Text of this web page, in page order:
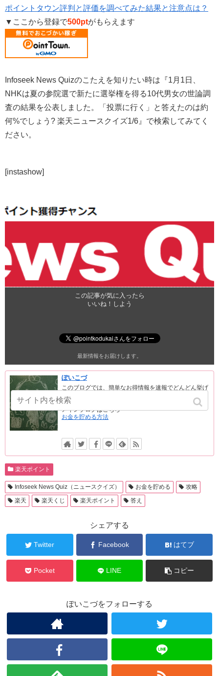
ポイントタウン評判と評価を調べてみた結果と注意点は？
▼ここから登録で500ptがもらえます
Infoseek News Quizのこたえを知りたい時は『1月1日、
NHKは夏の参院選で新たに選挙権を得る10代男女の世論調
査の結果を公表しました。「投票に行く」と答えたのは約
何%でしょう? 楽天ニュースクイズ1/6』で検索してみてく
ださい。
[instashow]
この記事が気に入ったら
いいね！しよう
最新情報をお届けします。
ぽいこづ
このブログでは、簡単なお得情報を速報でどんどん挙げ
ています。
サブブログです。
メインブログはこちら
お金を貯める方法
楽天ポイント
Infoseek News Quiz（ニュースクイズ） お金を貯める
攻略
楽天
楽天くじ 楽天ポイント 答え
シェアする
Twitter Facebook はてブ
Pocket LINE コピー
ぽいこづをフォローする